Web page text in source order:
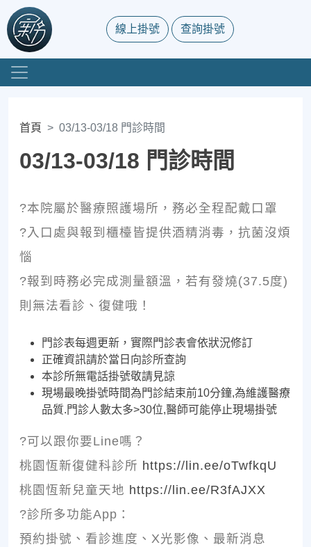
線上掛號 查詢掛號
首頁 03/13-03/18 門診時間
03/13-03/18 門診時間
?本院屬於醫療照護場所，務必全程配戴口罩
?入口處與報到櫃檯皆提供酒精消毒，抗菌沒煩
惱
?報到時務必完成測量額溫，若有發燒(37.5度)
則無法看診、復健哦！
門診表每週更新，實際門診表會依狀況修訂
正確資訊請於當日向診所查詢
本診所無電話掛號敬請見諒
現場最晚掛號時間為門診結束前10分鐘,為維護醫療
品質.門診人數太多>30位,醫師可能停止現場掛號
?可以跟你要Line嗎？
桃園恆新復健科診所 https://lin.ee/oTwfkqU
桃園恆新兒童天地 https://lin.ee/R3fAJXX
?診所多功能App：
預約掛號、看診進度、X光影像、最新消息